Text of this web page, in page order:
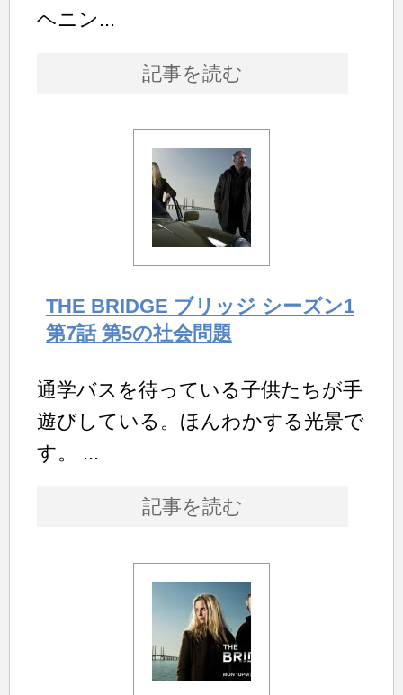
ヘニン...
記事を読む
THE BRIDGE ブリッジ シーズン1
第7話 第5の社会問題
通学バスを待っている子供たちが手
遊びしている。ほんわかする光景で
す。 ...
記事を読む